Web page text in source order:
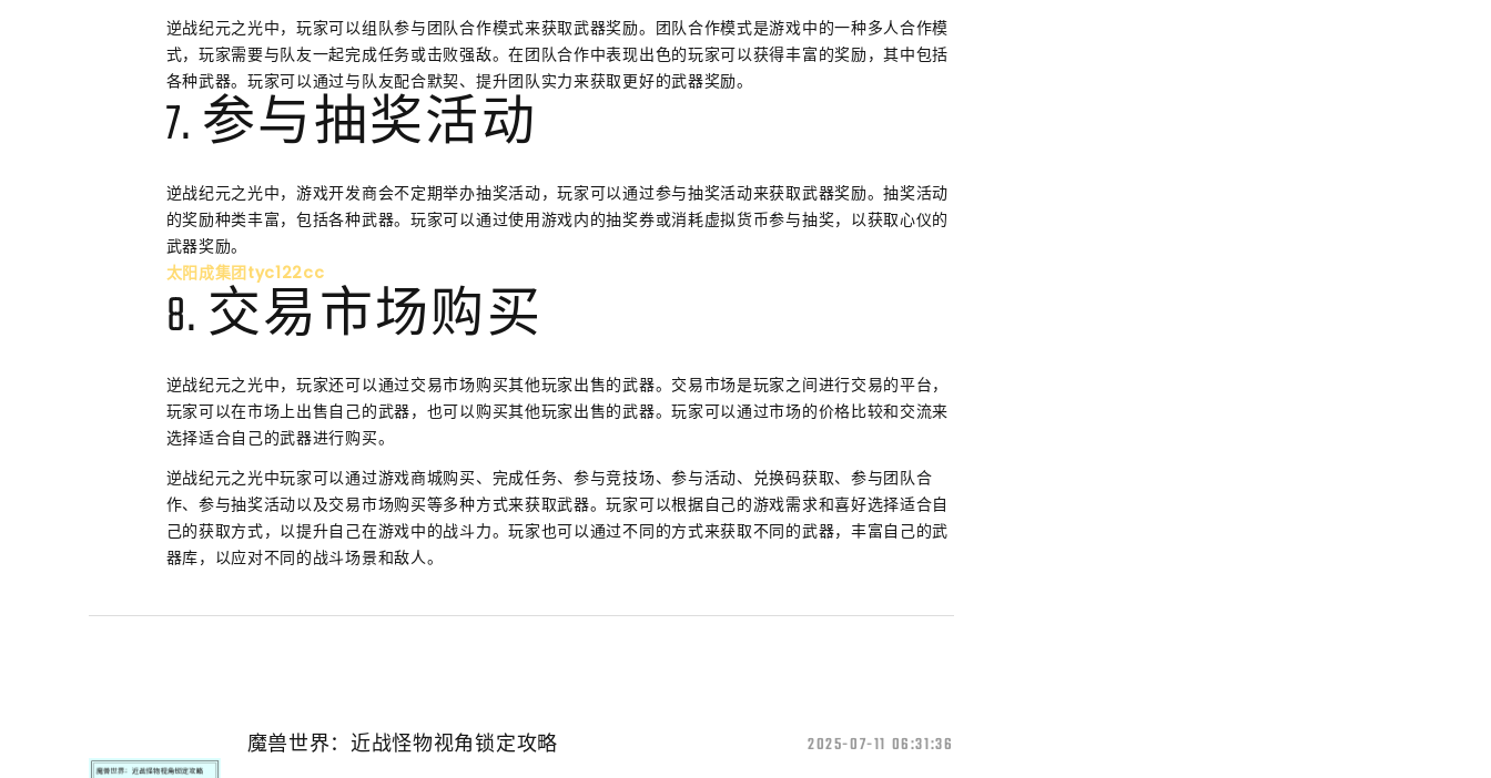
逆战纪元之光中，玩家可以组队参与团队合作模式来获取武器奖励。团队合作模式是游戏中的一种多人合作模
式，玩家需要与队友一起完成任务或击败强敌。在团队合作中表现出色的玩家可以获得丰富的奖励，其中包括
各种武器。玩家可以通过与队友配合默契、提升团队实力来获取更好的武器奖励。
7. 参与抽奖活动
逆战纪元之光中，游戏开发商会不定期举办抽奖活动，玩家可以通过参与抽奖活动来获取武器奖励。抽奖活动
的奖励种类丰富，包括各种武器。玩家可以通过使用游戏内的抽奖券或消耗虚拟货币参与抽奖，以获取心仪的
武器奖励。
太阳成集团tyc122cc
8. 交易市场购买
逆战纪元之光中，玩家还可以通过交易市场购买其他玩家出售的武器。交易市场是玩家之间进行交易的平台，
玩家可以在市场上出售自己的武器，也可以购买其他玩家出售的武器。玩家可以通过市场的价格比较和交流来
选择适合自己的武器进行购买。
逆战纪元之光中玩家可以通过游戏商城购买、完成任务、参与竞技场、参与活动、兑换码获取、参与团队合
作、参与抽奖活动以及交易市场购买等多种方式来获取武器。玩家可以根据自己的游戏需求和喜好选择适合自
己的获取方式，以提升自己在游戏中的战斗力。玩家也可以通过不同的方式来获取不同的武器，丰富自己的武
器库，以应对不同的战斗场景和敌人。
魔兽世界：近战怪物视角锁定攻略 2025-07-11 06:31:36